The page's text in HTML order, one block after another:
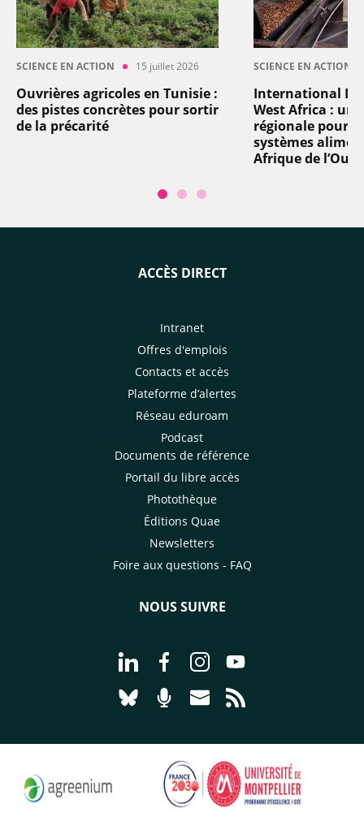
SCIENCE EN ACTION 15 juillet 2026
Ouvrières agricoles en Tunisie :
des pistes concrètes pour sortir
de la précarité
SCIENCE EN ACTION
International
West Africa :
régionale pour
systèmes
Afrique de
ACCÈS DIRECT
Intranet
Offres d'emplois
Contacts et accès
Plateforme d’alertes
Réseau eduroam
Podcast
Documents de référence
Portail du libre accès
Photothèque
Éditions Quae
Newsletters
Foire aux questions - FAQ
NOUS SUIVRE
Aller à la page Nous suivre sur
Aller à la page Nous suivre sur
Aller à la page Nous
Aller à la page
Aller à la page Nous suivre sur
Aller à la page Nourrir le
Aller à la page Nous